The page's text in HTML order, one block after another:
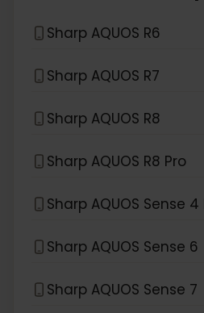
Sharp AQUOS R6
Sharp AQUOS R7
Sharp AQUOS R8
Sharp AQUOS R8 Pro
Sharp AQUOS Sense 4
Sharp AQUOS Sense 6
Sharp AQUOS Sense 7